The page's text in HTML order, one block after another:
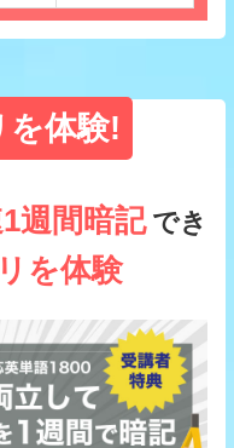
を体験!
週間暗記 でき
を体験